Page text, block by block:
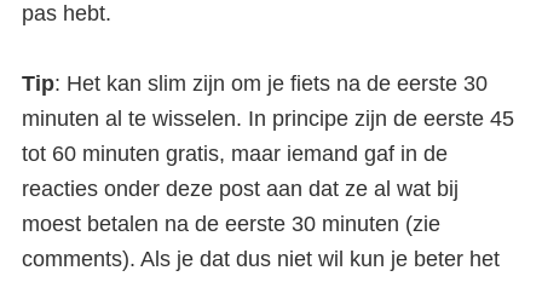
pas hebt.
Tip: Het kan slim zijn om je fiets na de eerste 30
minuten al te wisselen. In principe zijn de eerste 45
tot 60 minuten gratis, maar iemand gaf in de
reacties onder deze post aan dat ze al wat bij
moest betalen na de eerste 30 minuten (zie
comments). Als je dat dus niet wil kun je beter het